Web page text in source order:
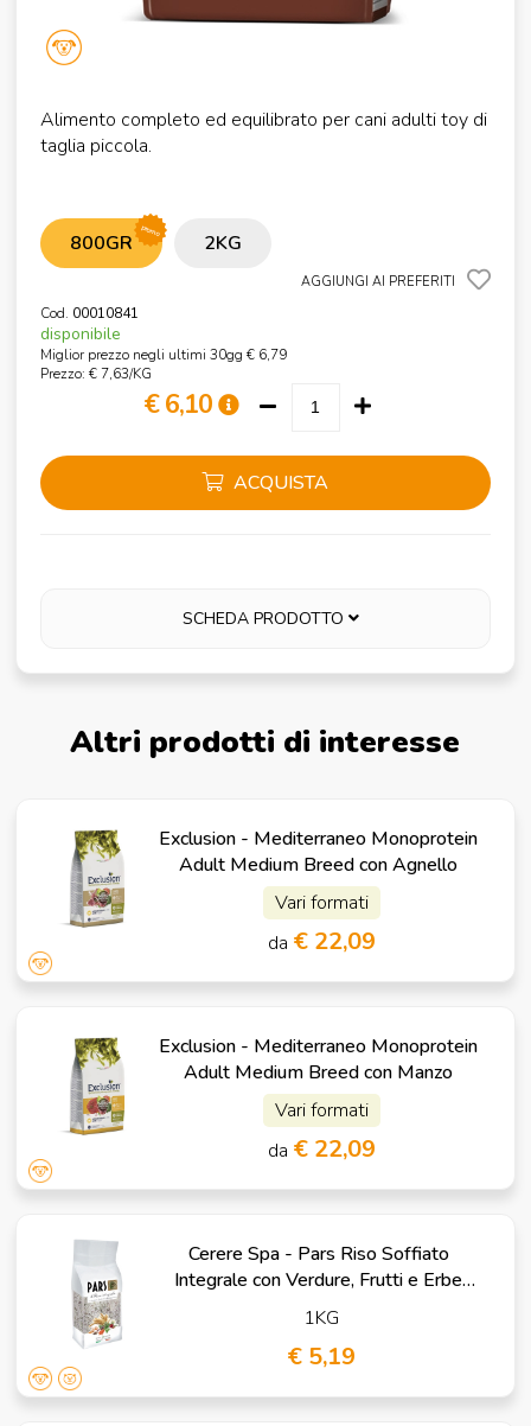
Alimento completo ed equilibrato per cani adulti toy di
taglia piccola.
800GR promo 2KG
AGGIUNGI AI PREFERITI
Cod. 00010841
disponibile
Miglior prezzo negli ultimi 30gg € 6,79
Prezzo: € 7,63/KG
€ 6,10
ACQUISTA
SCHEDA PRODOTTO
Altri prodotti di interesse
Exclusion - Mediterraneo Monoprotein
Adult Medium Breed con Agnello
Vari formati
da € 22,09
Exclusion - Mediterraneo Monoprotein
Adult Medium Breed con Manzo
Vari formati
da € 22,09
Cerere Spa - Pars Riso Soffiato
Integrale con Verdure, Frutti e Erbe
Digestive
1KG
€ 5,19